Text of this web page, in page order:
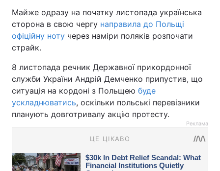
Майже одразу на початку листопада українська
сторона в свою чергу направила до Польщі
офіційну ноту через наміри поляків розпочати
страйк.
8 листопада речник Державної прикордонної
служби України Андрій Демченко припустив, що
ситуація на кордоні з Польщею буде
ускладнюватись, оскільки польські перевізники
планують довготривалу акцію протесту.
Реклама